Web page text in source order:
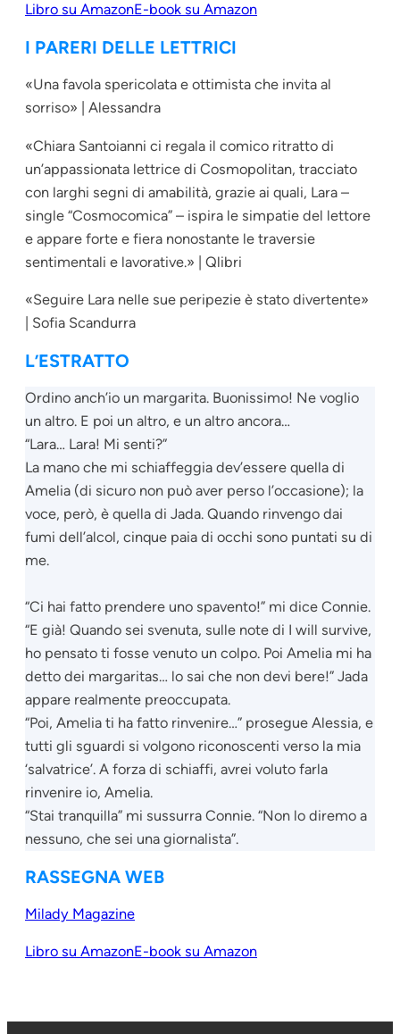
Libro su AmazonE-book su Amazon
I PARERI DELLE LETTRICI
«Una favola spericolata e ottimista che invita al
sorriso» | Alessandra
«Chiara Santoianni ci regala il comico ritratto di
un’appassionata lettrice di Cosmopolitan, tracciato
con larghi segni di amabilità, grazie ai quali, Lara –
single “Cosmocomica” – ispira le simpatie del lettore
e appare forte e fiera nonostante le traversie
sentimentali e lavorative.» | Qlibri
«Seguire Lara nelle sue peripezie è stato divertente»
| Sofia Scandurra
L’ESTRATTO
Ordino anch’io un margarita. Buonissimo! Ne voglio
un altro. E poi un altro, e un altro ancora…
“Lara… Lara! Mi senti?”
La mano che mi schiaffeggia dev’essere quella di
Amelia (di sicuro non può aver perso l’occasione); la
voce, però, è quella di Jada. Quando rinvengo dai
fumi dell’alcol, cinque paia di occhi sono puntati su di
me.
“Ci hai fatto prendere uno spavento!” mi dice Connie.
“E già! Quando sei svenuta, sulle note di I will survive,
ho pensato ti fosse venuto un colpo. Poi Amelia mi ha
detto dei margaritas… lo sai che non devi bere!” Jada
appare realmente preoccupata.
“Poi, Amelia ti ha fatto rinvenire…” prosegue Alessia, e
tutti gli sguardi si volgono riconoscenti verso la mia
‘salvatrice’. A forza di schiaffi, avrei voluto farla
rinvenire io, Amelia.
“Stai tranquilla” mi sussurra Connie. “Non lo diremo a
nessuno, che sei una giornalista”.
RASSEGNA WEB
Milady Magazine
Libro su AmazonE-book su Amazon